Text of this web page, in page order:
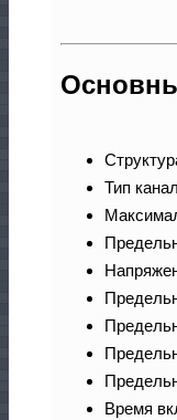
Тип
Время